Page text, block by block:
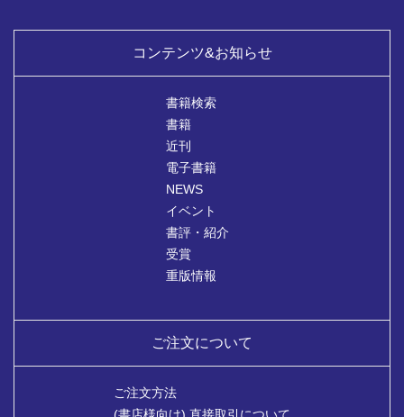
コンテンツ&お知らせ
書籍検索
書籍
近刊
電子書籍
NEWS
イベント
書評・紹介
受賞
重版情報
ご注文について
ご注文方法
(書店様向け) 直接取引について